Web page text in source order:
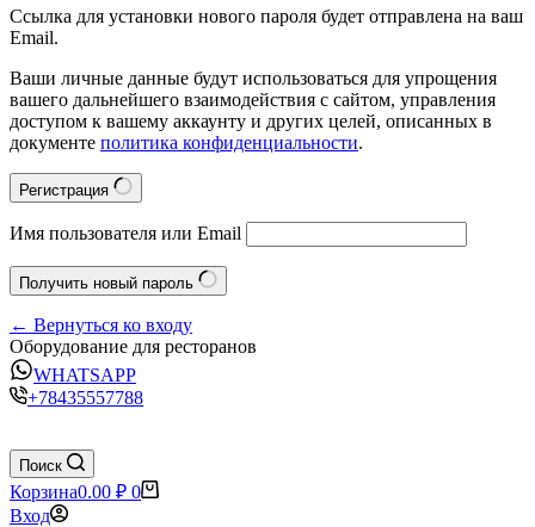
Ссылка для установки нового пароля будет отправлена на ваш
Email.
Ваши личные данные будут использоваться для упрощения
вашего дальнейшего взаимодействия с сайтом, управления
доступом к вашему аккаунту и других целей, описанных в
документе политика конфиденциальности.
Регистрация
Имя пользователя или Email
Получить новый пароль
← Вернуться ко входу
Оборудование для ресторанов
WHATSAPP
+78435557788
Поиск
Корзина0.00 ₽ 0
Вход